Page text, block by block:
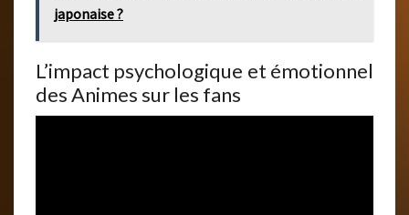
japonaise ?
L’impact psychologique et émotionnel
des Animes sur les fans